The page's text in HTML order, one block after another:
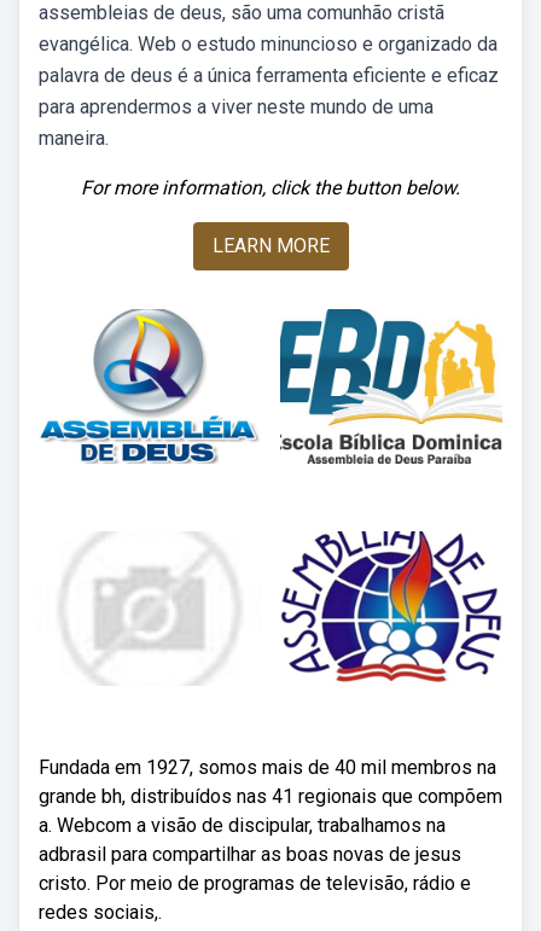
assembleias de deus, são uma comunhão cristã
evangélica. Web o estudo minuncioso e organizado da
palavra de deus é a única ferramenta eficiente e eficaz
para aprendermos a viver neste mundo de uma
maneira.
For more information, click the button below.
LEARN MORE
Fundada em 1927, somos mais de 40 mil membros na
grande bh, distribuídos nas 41 regionais que compõem
a. Webcom a visão de discipular, trabalhamos na
adbrasil para compartilhar as boas novas de jesus
cristo. Por meio de programas de televisão, rádio e
redes sociais,.